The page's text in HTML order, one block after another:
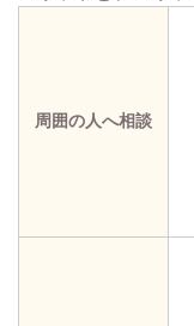
周囲の人へ相談